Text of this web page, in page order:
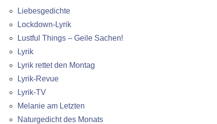
Liebesgedichte
Lockdown-Lyrik
Lustful Things – Geile Sachen!
Lyrik
Lyrik rettet den Montag
Lyrik-Revue
Lyrik-TV
Melanie am Letzten
Naturgedicht des Monats